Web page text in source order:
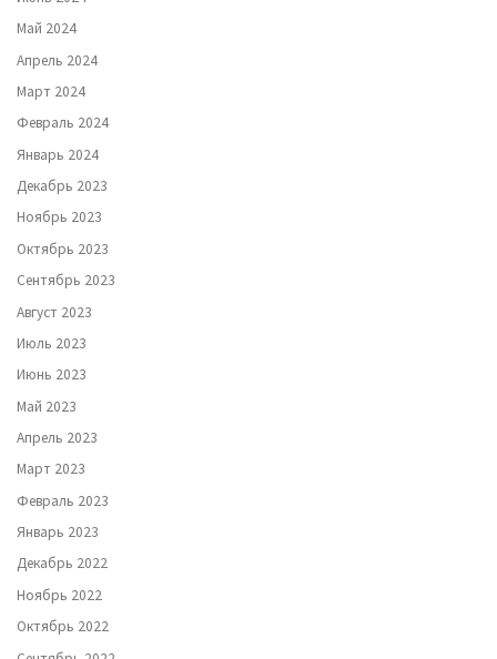
Май 2024
Апрель 2024
Март 2024
Февраль 2024
Январь 2024
Декабрь 2023
Ноябрь 2023
Октябрь 2023
Сентябрь 2023
Август 2023
Июль 2023
Июнь 2023
Май 2023
Апрель 2023
Март 2023
Февраль 2023
Январь 2023
Декабрь 2022
Ноябрь 2022
Октябрь 2022